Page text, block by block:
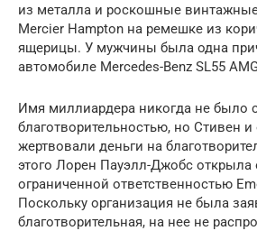
из металла и роскошные
Mercier Hampton на ремешке из
ящерицы. У мужчины была одна
автомобиле Mercedes-Benz SL55
Имя миллиардера никогда не было
благотворительностью, но Стивен
жертвовали деньги на
этого Лорен Пауэлл-Джобс открыла
ограниченной ответственностью
Поскольку организация не была
благотворительная, на нее не